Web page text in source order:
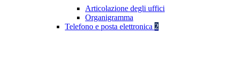
Articolazione degli uffici
Organigramma
Telefono e posta elettronica 2